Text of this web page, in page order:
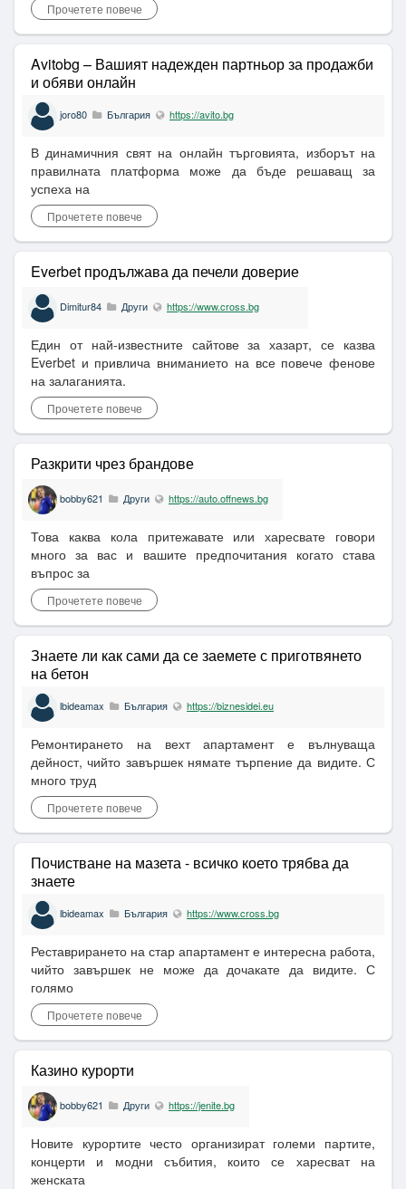
Прочетете повече
Avitobg – Вашият надежден партньор за продажби
и обяви онлайн
joro80 България https://avito.bg
В динамичния свят на онлайн търговията, изборът на
правилната платформа може да бъде решаващ за
успеха на
Прочетете повече
Everbet продължава да печели доверие
Dimitur84 Други https://www.cross.bg
Един от най-известните сайтове за хазарт, се казва
Everbet и привлича вниманието на все повече фенове
на залаганията.
Прочетете повече
Разкрити чрез брандове
bobby621 Други https://auto.offnews.bg
Това каква кола притежавате или харесвате говори
много за вас и вашите предпочитания когато става
въпрос за
Прочетете повече
Знаете ли как сами да се заемете с приготвянето
на бетон
lbideamax България https://biznesidei.eu
Ремонтирането на вехт апартамент е вълнуваща
дейност, чийто завършек нямате търпение да видите. С
много труд
Прочетете повече
Почистване на мазета - всичко което трябва да
знаете
lbideamax България https://www.cross.bg
Реставрирането на стар апартамент е интересна работа,
чийто завършек не може да дочакате да видите. С
голямо
Прочетете повече
Казино курорти
bobby621 Други https://jenite.bg
Новите курортите често организират големи партите,
концерти и модни събития, които се харесват на
женската